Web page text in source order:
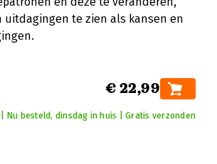
uitdagingen te zien als kansen en
€ 22,99
Nu besteld, dinsdag in huis | Gratis verzonden